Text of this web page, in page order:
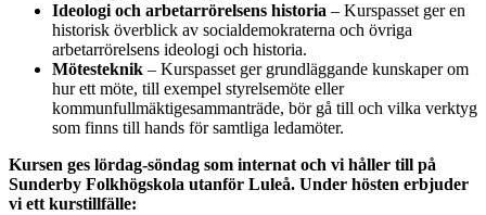
Ideologi och arbetarrörelsens historia – Kurspasset ger en
historisk överblick av socialdemokraterna och övriga
arbetarrörelsens ideologi och historia.
Mötesteknik – Kurspasset ger grundläggande kunskaper om
hur ett möte, till exempel styrelsemöte eller
kommunfullmäktigesammanträde, bör gå till och vilka verktyg
som finns till hands för samtliga ledamöter.
Kursen ges lördag-söndag som internat och vi håller till på
Sunderby Folkhögskola utanför Luleå. Under hösten erbjuder
vi ett kurstillfälle: